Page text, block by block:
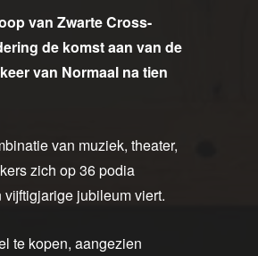
van Zwarte Cross-
de komst aan van de
van Normaal na tien
van muziek, theater,
zich op 36 podia
jubileum viert.
te kopen, aangezien